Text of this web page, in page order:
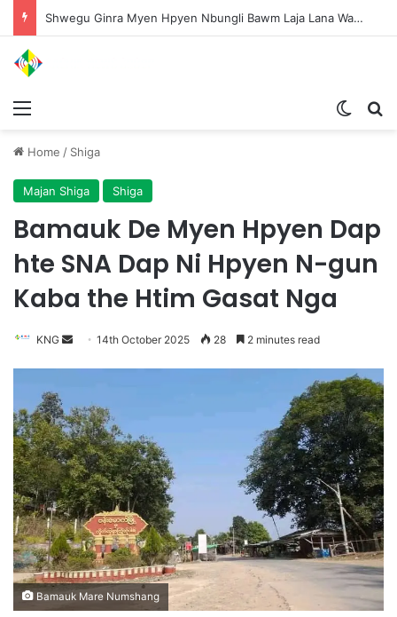
Shwegu Ginra Myen Hpyen Nbungli Bawm Laja Lana Wa Jahkrat Bun Nga
Home / Shiga
Majan Shiga Shiga
Bamauk De Myen Hpyen Dap
hte SNA Dap Ni Hpyen N-gun
Kaba the Htim Gasat Nga
KNG
d
a
n
e
m
a
i
l
14th October 2025 28 2 minutes read
Bamauk Mare Numshang